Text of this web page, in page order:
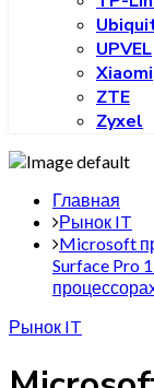
UPVEL
Xiaomi
ZTE
Zyxel
Главная
Рынок IT
Microsoft
Surface Pro
Рынок IT